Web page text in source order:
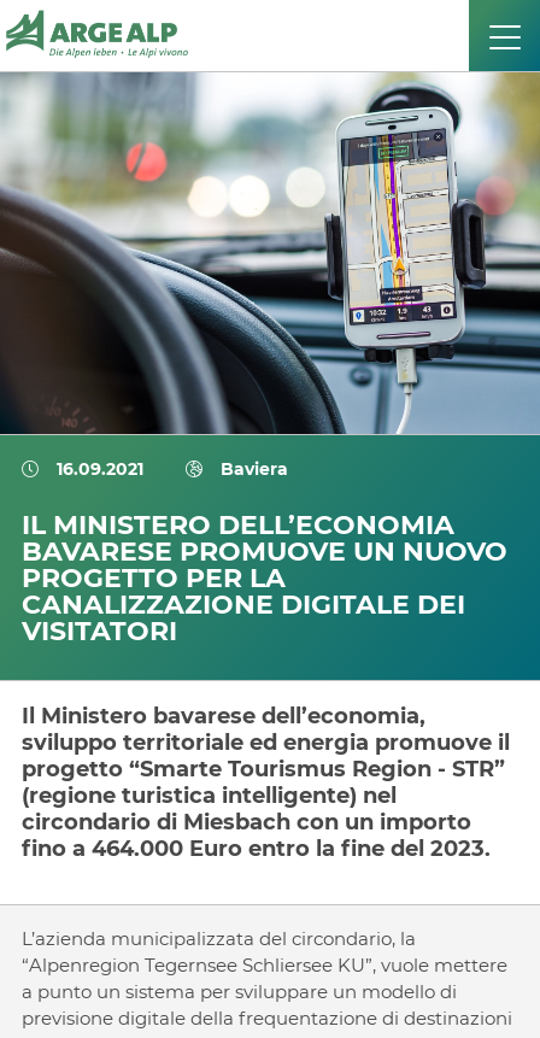
16.09.2021 Baviera
IL MINISTERO DELL’ECONOMIA
BAVARESE PROMUOVE UN NUOVO
PROGETTO PER LA
CANALIZZAZIONE DIGITALE DEI
VISITATORI
Il Ministero bavarese dell’economia,
sviluppo territoriale ed energia promuove il
progetto “Smarte Tourismus Region - STR”
(regione turistica intelligente) nel
circondario di Miesbach con un importo
fino a 464.000 Euro entro la fine del 2023.
L’azienda municipalizzata del circondario, la
“Alpenregion Tegernsee Schliersee KU”, vuole mettere
a punto un sistema per sviluppare un modello di
previsione digitale della frequentazione di destinazioni